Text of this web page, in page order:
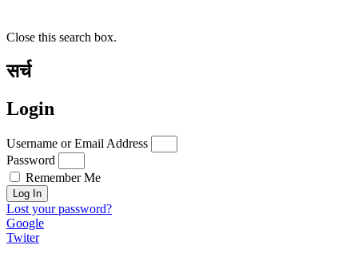
Close this search box.
सर्च
Login
Username or Email Address
Password
Remember Me
Log In
Lost your password?
Google
Twiter